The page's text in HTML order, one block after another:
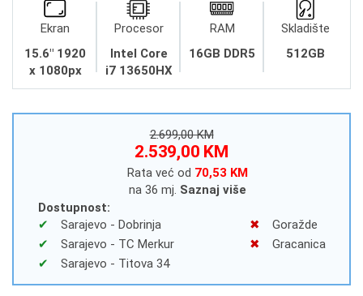
Ekran
15.6" 1920
x 1080px
Procesor
Intel Core
i7 13650HX
RAM
16GB DDR5
Skladište
512GB
2.699,00 KM
2.539,00 KM
Rata već od 70,53 KM
na 36 mj. Saznaj više
Dostupnost:
Sarajevo - Dobrinja
Sarajevo - TC Merkur
Sarajevo - Titova 34
Goražde
Gracanica